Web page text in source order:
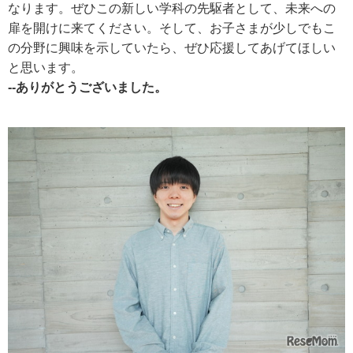
なります。ぜひこの新しい学科の先駆者として、未来への
扉を開けに来てください。そして、お子さまが少しでもこ
の分野に興味を示していたら、ぜひ応援してあげてほしい
と思います。
--ありがとうございました。